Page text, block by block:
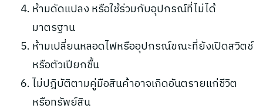
ห้ามดัดแปลง หรือใช้ร่วมกับอุปกรณ์ที่ไม่ได้
มาตรฐาน
ห้ามเปลี่ยนหลอดไฟหรืออุปกรณ์ขณะที่ยังเปิดสวิตช์
หรือตัวเปียกชื้น
ไม่ปฎิบัติตามคู่มือสินค้าอาจเกิดอันตรายแก่ชีวิต
หรือทรัพย์สิน